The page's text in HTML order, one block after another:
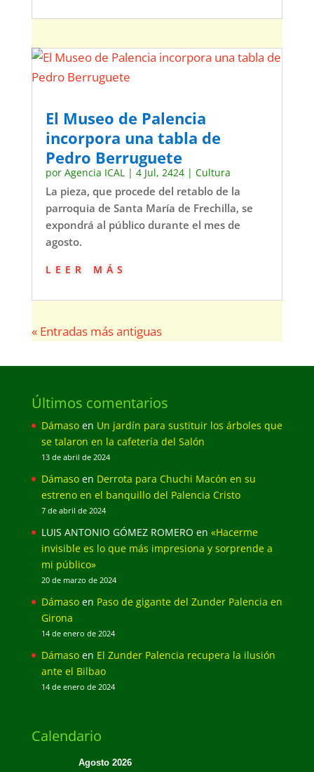
El Museo de Palencia
incorpora una tabla de
Pedro Berruguete
por Agencia ICAL| 4 Jul, 2424| Cultura
La pieza, que procede del retablo de la
parroquia de Santa María de Frechilla, se
expondrá al público durante el mes de
agosto.
leer más
« Entradas más antiguas
Últimos comentarios
Dámasoen Un jardín para sustituir los árboles que
se talaron en la cafetería del Salón
13 de abril de 2024
Dámasoen Derrota para Chuchi Macón en su
estreno en el banquillo del Palencia Cristo
7 de abril de 2024
LUIS ANTONIO GÓMEZ ROMERO en «Hacerme
invisible es lo que más impresiona y sorprende a
mi público»
20 de marzo de 2024
Dámasoen Paso de gigante del Zunder Palencia en
Girona
14 de enero de 2024
Dámasoen El Zunder Palencia recupera la ilusión
ante el Bilbao
14 de enero de 2024
Calendario
Agosto 2026